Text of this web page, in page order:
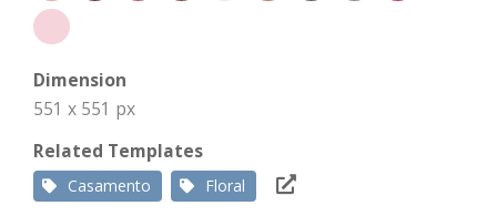
Dimension
551 x 551 px
Related Templates
Casamento Floral